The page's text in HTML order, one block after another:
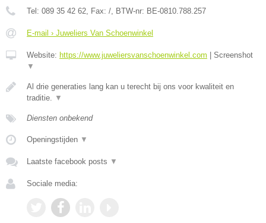
Tel: 089 35 42 62 , Fax: / , BTW-nr: BE-0810.788.257
E-mail › Juweliers Van Schoenwinkel
Website: https://www.juweliersvanschoenwinkel.com
Screenshot
▼
Al drie generaties lang kan u terecht bij ons voor kwaliteit en
traditie.
▼
Diensten onbekend
Openingstijden ▼
Laatste facebook posts ▼
Sociale media: